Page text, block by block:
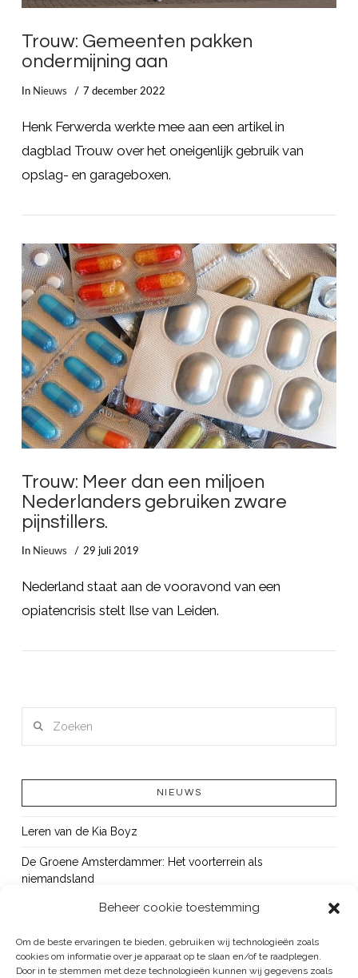
Beheer cookie toestemming
Om de beste ervaringen te bieden, gebruiken wij technologieën zoals
cookies om informatie over je apparaat op te slaan en/of te raadplegen.
Door in te stemmen met deze technologieën kunnen wij gegevens zoals
LEES MEER
Trouw: Gemeenten pakken
ondermijning aan
In Nieuws 7 december 2022
Henk Ferwerda werkte mee aan een artikel in
dagblad Trouw over het oneigenlijk gebruik van
opslag- en garageboxen.
Trouw: Meer dan een miljoen
Nederlanders gebruiken zware
pijnstillers.
In Nieuws 29 juli 2019
Nederland staat aan de vooravond van een
opiatencrisis stelt Ilse van Leiden.
NIEUWS
Leren van de Kia Boyz
De Groene Amsterdammer: Het voorterrein als
niemandsland
Cursus Wapens op school: signaleren, duiden en handelen
OUT!
Bureau Beke ontwikkelt jeugdmonitor Aruba